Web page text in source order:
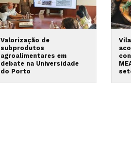
Valorização de
subprodutos
agroalimentares em
debate na Universidade
do Porto